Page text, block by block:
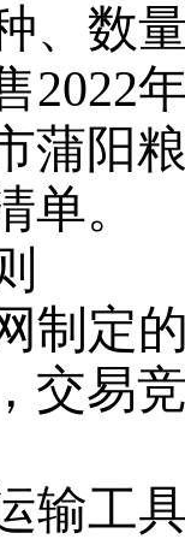
、数
2022
蒲阳
单。
制定
交易
输工